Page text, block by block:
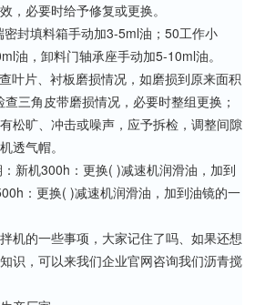
，必要时给予修复或更换。
封填料箱手动加3-5ml油；50工作小
油，卸料门轴承座手动加5-10ml油。
叶片、衬板磨损情况，如磨损到原来面积
三角皮带磨损情况，必要时整组更换；
松旷、冲击或噪声，应予拆检，调整间隙
透气帽。
机300h：更换( )减速机润滑油，加到
：更换( )减速机润滑油，加到油镜的一
的一些事项，大家记住了吗、如果还想
识，可以来我们企业官网咨询我们沥青搅